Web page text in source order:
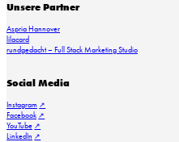
Unsere Partner
Aspria Hannover
lilacard
rundgedacht – Full Stack Marketing Studio
Social Media
Instagram
Facebook
YouTube
LinkedIn